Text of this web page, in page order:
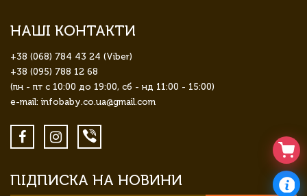
НАШІ КОНТАКТИ
+38 (068) 784 43 24 (Viber)
+38 (095) 788 12 68
(пн - пт с 10:00 до 19:00, сб - нд 11:00 - 15:00)
e-mail: infobaby.co.ua@gmail.com
ПІДПИСКА НА НОВИНИ